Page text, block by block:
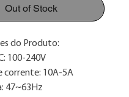
Out of Stock
do Produto:
100-240V
corrente: 10A-5A
47~63Hz